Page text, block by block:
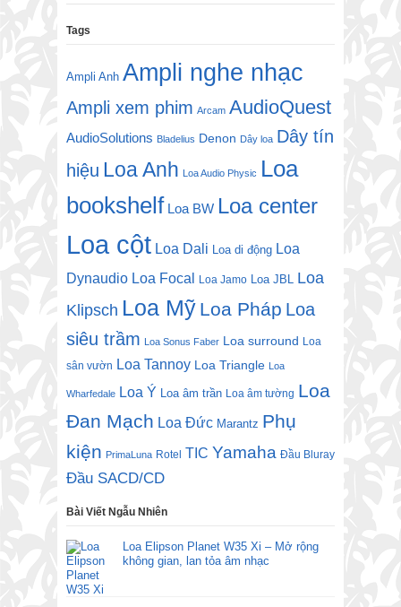
Tags
Ampli Anh Ampli nghe nhạc
Ampli xem phim Arcam AudioQuest
AudioSolutions Bladelius Denon Dây loa Dây tín
hiệu Loa Anh Loa Audio Physic Loa
bookshelf Loa BW Loa center
Loa cột Loa Dali Loa di động Loa
Dynaudio Loa Focal Loa Jamo Loa JBL
Loa
Klipsch Loa Mỹ Loa Pháp Loa
siêu trầm Loa Sonus Faber Loa surround Loa
sân vườn Loa Tannoy Loa Triangle Loa
Wharfedale Loa Ý Loa âm trần Loa âm tường Loa
Đan Mạch Loa Đức Marantz Phụ
kiện PrimaLuna Rotel TIC Yamaha Đầu Bluray
Đầu SACD/CD
Bài Viết Ngẫu Nhiên
Loa Elipson Planet W35 Xi – Mở rộng
không gian, lan tỏa âm nhạc